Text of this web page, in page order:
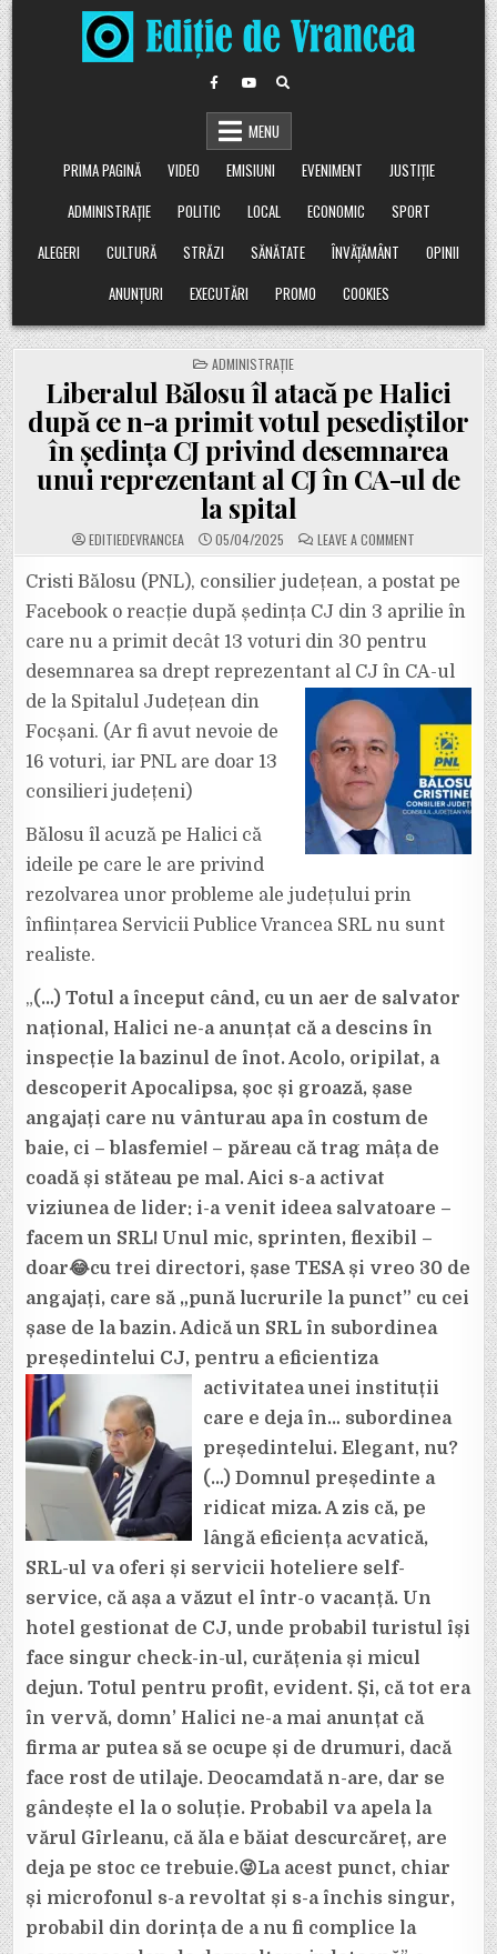
Skip
to
content
MENU
PRIMA PAGINĂ
VIDEO EMISIUNI EVENIMENT
JUSTIȚIE
ADMINISTRAȚIE
POLITIC LOCAL ECONOMIC
SPORT
ALEGERI
CULTURĂ STRĂZI SĂNĂTATE ÎNVĂȚĂMÂNT
OPINII
ANUNȚURI
EXECUTĂRI PROMO COOKIES
POSTED
IN
ADMINISTRAȚIE
Liberalul Bălosu îl atacă pe Halici
după ce n-a primit votul pesediștilor
în ședința CJ privind desemnarea
unui reprezentant al CJ în CA-ul de
la spital
EDITIEDEVRANCEA 05/04/2025 LEAVE A COMMENTON
LIBERALUL
ÎL
ATACĂ
PE
HALICI
CE
A
PRIMIT
PESEDIȘTILOR
ÎN
ȘEDINȚA
PRIVIND
DESEMNAREA
UNUI
REPREZENTANT
AL
CJ
ÎN
CA-
Cristi Bălosu (PNL), consilier județean, a postat pe
Facebook o reacție după ședința CJ din 3 aprilie în
care nu a primit decât 13 voturi din 30 pentru
desemnarea sa drept reprezentant al CJ în CA-ul
de la Spitalul Județean din
Focșani. (Ar fi avut nevoie de
16 voturi, iar PNL are doar 13
consilieri județeni)
Bălosu îl acuză pe Halici că
ideile pe care le are privind
rezolvarea unor probleme ale județului prin
înființarea Servicii Publice Vrancea SRL nu sunt
realiste.
„(…) Totul a început când, cu un aer de salvator
național, Halici ne-a anunțat că a descins în
inspecție la bazinul de înot. Acolo, oripilat, a
descoperit Apocalipsa, șoc și groază, șase
angajați care nu vânturau apa în costum de
baie, ci – blasfemie! – păreau că trag mâța de
coadă și stăteau pe mal. Aici s-a activat
viziunea de lider: i-a venit ideea salvatoare –
facem un SRL! Unul mic, sprinten, flexibil –
doar😂cu trei directori, șase TESA și vreo 30 de
angajați, care să „pună lucrurile la punct” cu cei
șase de la bazin. Adică un SRL în subordinea
președintelui CJ, pentru a eficientiza
activitatea unei instituții
care e deja în… subordinea
președintelui. Elegant, nu?
(…) Domnul președinte a
ridicat miza. A zis că, pe
lângă eficiența acvatică,
SRL-ul va oferi și servicii hoteliere self-
service, că așa a văzut el într-o vacanță. Un
hotel gestionat de CJ, unde probabil turistul își
face singur check-in-ul, curățenia și micul
dejun. Totul pentru profit, evident. Și, că tot era
în vervă, domn’ Halici ne-a mai anunțat că
firma ar putea să se ocupe și de drumuri, dacă
face rost de utilaje. Deocamdată n-are, dar se
gândește el la o soluție. Probabil va apela la
vărul Gîrleanu, că ăla e băiat descurcăreț, are
deja pe stoc ce trebuie.😜La acest punct, chiar
și microfonul s-a revoltat și s-a închis singur,
probabil din dorința de a nu fi complice la